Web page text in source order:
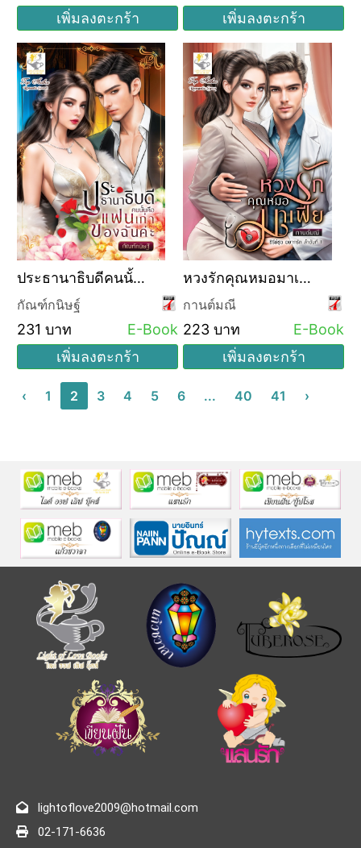
เพิ่มลงตะกร้า
เพิ่มลงตะกร้า
ประธานาธิบดีคนนั้น
คือแฟนเก่าของฉันค่ะ
กัณฑ์กนิษฐ์
231 บาท
E-Book
เพิ่มลงตะกร้า
หวงรักคุณหมอมาเฟีย
(ซีรีส์ชุด อยากรัก
ลำดับที่ 1)
กานต์มณี
223 บาท
E-Book
เพิ่มลงตะกร้า
‹ 1 2 3 4 5 6 ... 40 41 ›
lightoflove2009@hotmail.com
02-171-6636